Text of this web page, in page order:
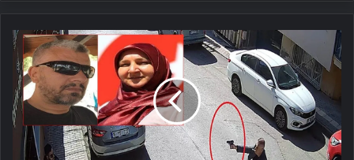
Diş
Hekimi
Yasemin
Çetin'i
pusu
kurarak
öldürmüştü!
Kızından